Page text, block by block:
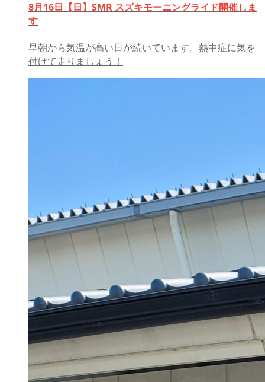
8月16日【日】SMR スズキモーニングライド開催しま
す
早朝から気温が高い日が続いています。熱中症に気を
付けて走りましょう！